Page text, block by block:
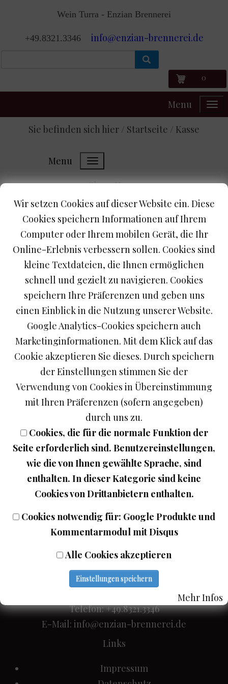
Wein Turra - Enzian Brennerei
+49.8321.3346 info@enzian-brennerei.de
0
Menu
Sie befinden sich hier / Startseite / Kasse
Menu
Shop-Home
Mit dem Einkauf fortfahren
Wein Turra
Adresse: Hochstrasse 10, D-87527 Sonthofen
Telefon: +49.8321.3346
E-Mail: info@enzian-brennerei.de
Links
Impressum
Wir setzen Cookies auf dieser Website ein. Diese
Cookies speichern Informationen auf Ihrem
Computer oder Ihrem mobilen Gerät, die Ihr
Online-Erlebnis verbessern sollen. Cookies sind
kleine Textdateien, die Ihnen ermöglichen
schnell und gezielt zu navigieren. Cookies
speichern Ihre Präferenzen und geben uns
einen Einblick in die Nutzung unserer Website.
Google Analytics-Cookies speichern auch
Marketinginformationen. Mit dem Klick auf das
Cookie akzeptieren Sie dieses. Durch speichern
der Einstellungen stimmen Sie der
Verwendung von Cookies in Übereinstimmung
mit Ihren Präferenzen (sofern angegeben)
durch uns zu.
Cookies, die für die normale Funktion der
Seite erforderlich sind. Benutzereinstellungen,
wie die von Ihnen gewählte Sprache, sind
enthalten. In dieser Kategorie sind keine
Cookies von Drittanbietern enthalten.
Cookies notwendig für: Google Produkte und
Kommentarmodul mit Disqus
Alle Cookies akzeptieren
Einstellungen speichern
Mehr Infos